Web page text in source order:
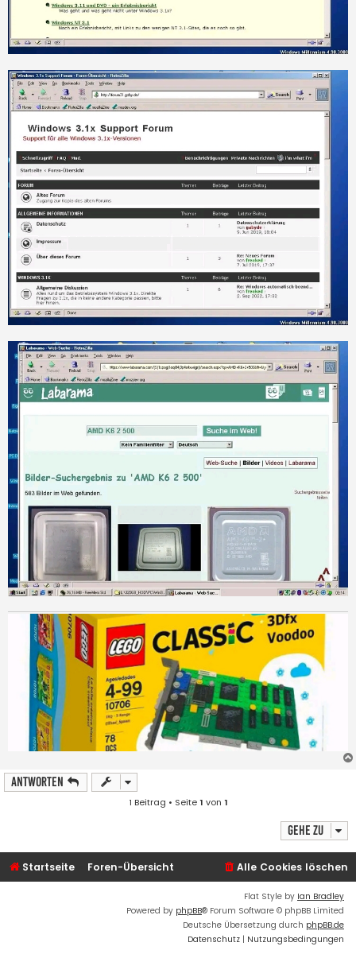
Antworten
1 Beitrag • Seite1 von 1
Gehe zu
Startseite Foren-Übersicht Alle Cookies löschen
Flat Style by Ian Bradley
Powered by phpBB® Forum Software © phpBB Limited
Deutsche Übersetzung durch phpBB.de
Datenschutz | Nutzungsbedingungen